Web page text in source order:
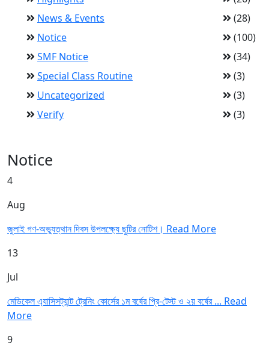
News & Events
(28)
Notice
(100)
SMF Notice
(34)
Special Class Routine
(3)
Uncategorized
(3)
Verify
(3)
Notice
4
Aug
জুলাই গণ-অভ্যুত্থান দিবস উপলক্ষ্যে ছুটির নোটিশ। Read More
13
Jul
মেডিকেল এ্যাসিসট্যান্ট ট্রেনিং কোর্সের ১ম বর্ষের প্রি-টেস্ট ও ২য় বর্ষের ... Read
More
9